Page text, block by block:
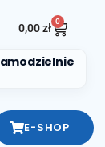
0,00zł
0
E-SHOP